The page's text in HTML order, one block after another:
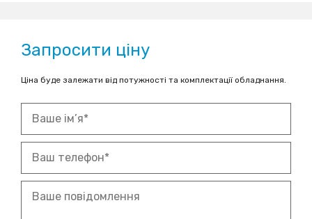
Запросити ціну
Ціна буде залежати від потужності та комплектації обладнання.